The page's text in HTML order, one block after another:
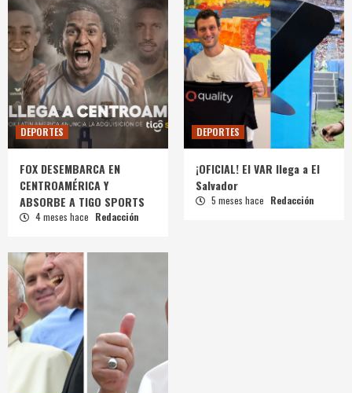
DEPORTES
FOX DESEMBARCA EN
CENTROAMÉRICA Y
ABSORBE A TIGO SPORTS
4 meses hace Redacción
DEPORTES
¡OFICIAL! El VAR llega a El
Salvador
5 meses hace Redacción